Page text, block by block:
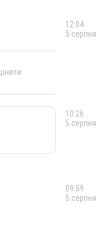
12:04
5 серпня
10:26
5 серпня
09:59
5 серпня